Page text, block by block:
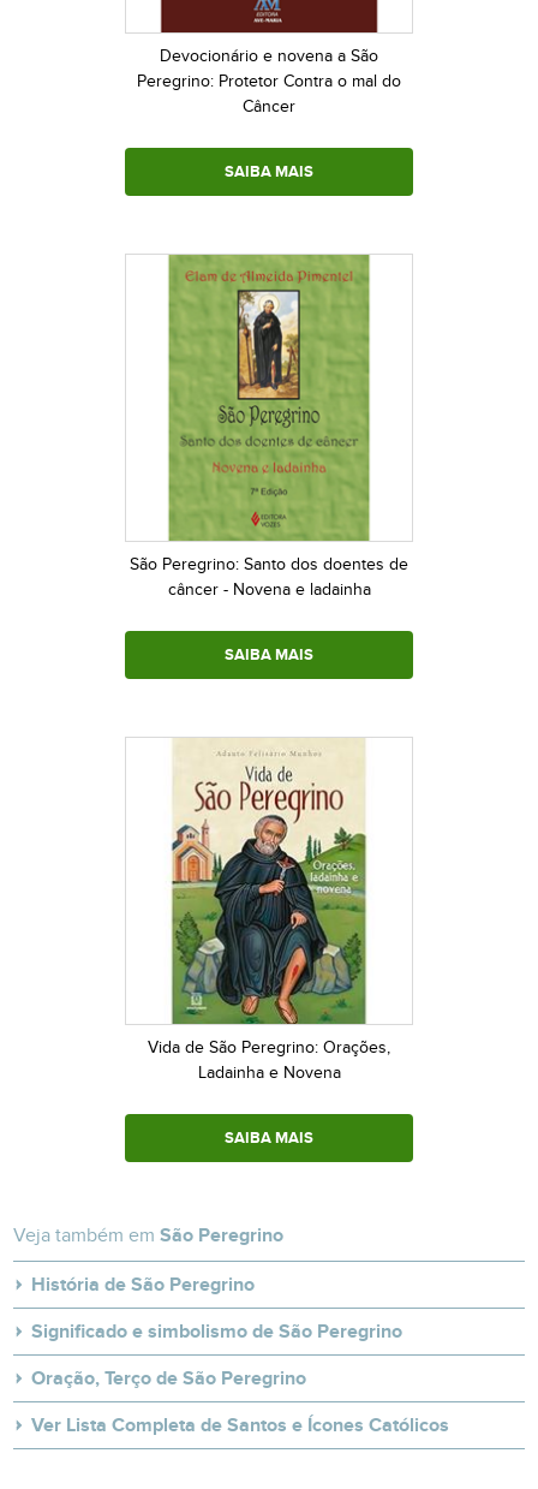
Devocionário e novena a São
Peregrino: Protetor Contra o mal do
Câncer
SAIBA MAIS
São Peregrino: Santo dos doentes de
câncer - Novena e ladainha
SAIBA MAIS
Vida de São Peregrino: Orações,
Ladainha e Novena
SAIBA MAIS
Veja também emSão Peregrino
História de São Peregrino
Significado e simbolismo de São Peregrino
Oração, Terço de São Peregrino
Ver Lista Completa de Santos e Ícones Católicos